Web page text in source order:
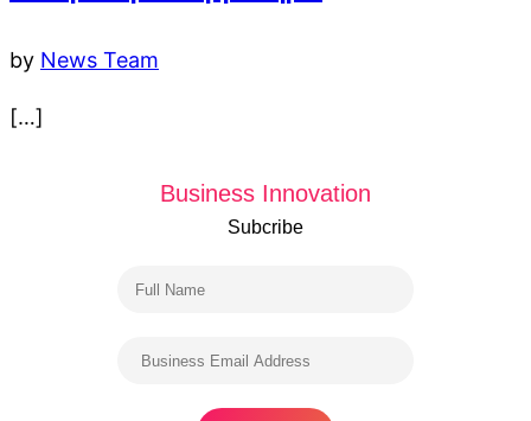
by News Team
[…]
Business Innovation
Subcribe